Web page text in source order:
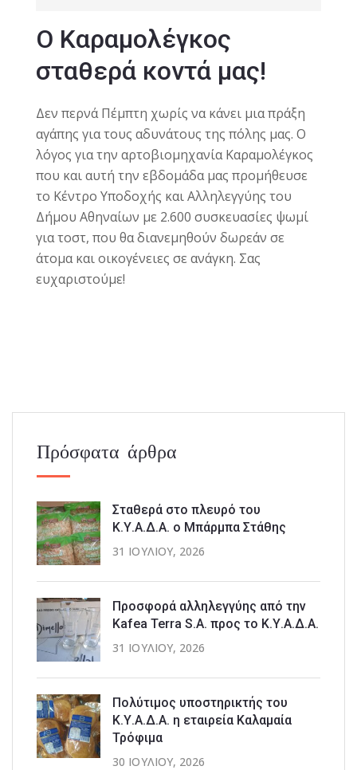
O Καραμολέγκος
σταθερά κοντά μας!
Δεν περνά Πέμπτη χωρίς να κάνει μια πράξη
αγάπης για τους αδυνάτους της πόλης μας. Ο
λόγος για την αρτοβιομηχανία Καραμολέγκος
που και αυτή την εβδομάδα μας προμήθευσε
το Κέντρο Υποδοχής και Αλληλεγγύης του
Δήμου Αθηναίων με 2.600 συσκευασίες ψωμί
για τοστ, που θα διανεμηθούν δωρεάν σε
άτομα και οικογένειες σε ανάγκη. Σας
ευχαριστούμε!
Πρόσφατα άρθρα
Σταθερά στο πλευρό του
Κ.Υ.Α.Δ.Α. ο Μπάρμπα Στάθης
31 ΙΟΥΛΊΟΥ, 2026
Προσφορά αλληλεγγύης από την
Kafea Terra S.A. προς το Κ.Υ.Α.Δ.Α.
31 ΙΟΥΛΊΟΥ, 2026
Πολύτιμος υποστηρικτής του
Κ.Υ.Α.Δ.Α. η εταιρεία Καλαμαία
Τρόφιμα
30 ΙΟΥΛΊΟΥ, 2026